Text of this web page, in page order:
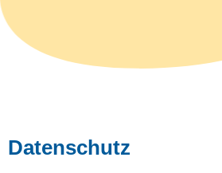
Datenschutz